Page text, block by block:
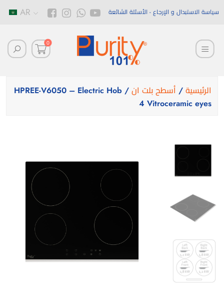
AR سياسة الاستبدال و الإرجاع الأسئلة الشائعة
0
الرئيسية / أسطح بلت ان
/ HPREE-V6050 – Electric Hob
4 Vitroceramic eyes